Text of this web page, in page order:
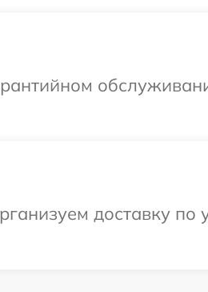
доставку по